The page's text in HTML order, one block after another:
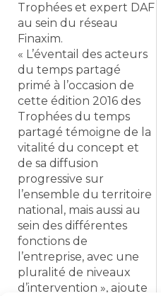
Trophées et expert DAF
au sein du réseau
Finaxim.
« L’éventail des acteurs
du temps partagé
primé à l’occasion de
cette édition 2016 des
Trophées du temps
partagé témoigne de la
vitalité du concept et
de sa diffusion
progressive sur
l’ensemble du territoire
national, mais aussi au
sein des différentes
fonctions de
l’entreprise, avec une
pluralité de niveaux
d’intervention », ajoute